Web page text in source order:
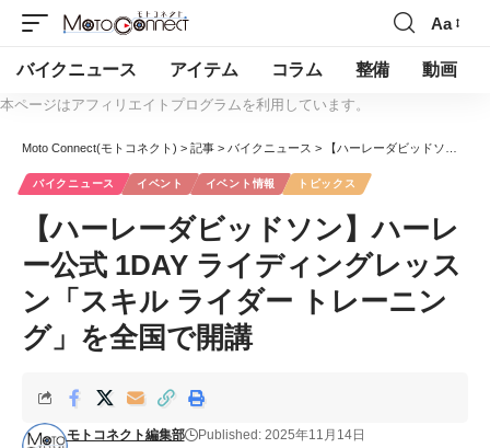
Aa
バイクニュース アイテム コラム 整備 動画
本ページはアフィリエイトプログラムを利用しています。
Moto Connect(モトコネクト) > 記事 > バイクニュース > 【ハーレーダビッドソン】ハーレー公式 1DAY ライディングレッスン「スキル ライダー トレーニング」を全国で開講
バイクニュース イベント イベント情報 トピックス
【ハーレーダビッドソン】ハーレ
ー公式 1DAY ライディングレッス
ン「スキル ライダー トレーニン
グ」を全国で開講
モトコネクト編集部 Published: 2025年11月14日